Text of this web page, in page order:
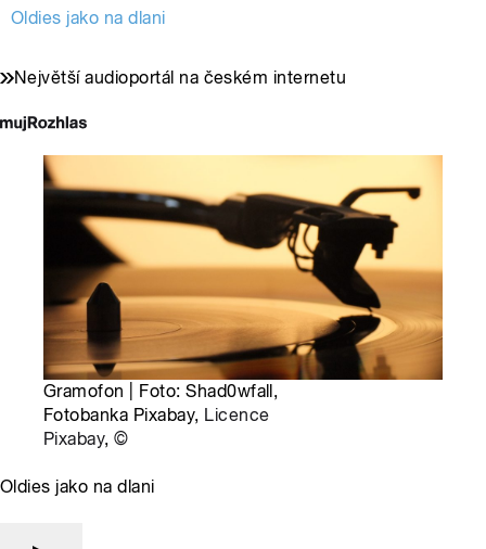
Oldies jako na dlani
Největší audioportál na českém internetu
Gramofon | Foto: Shad0wfall,
Fotobanka Pixabay, Licence
Pixabay,©
Oldies jako na dlani